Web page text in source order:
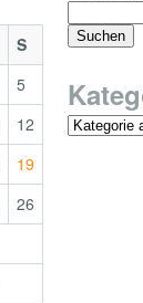
S
5
12
19
26